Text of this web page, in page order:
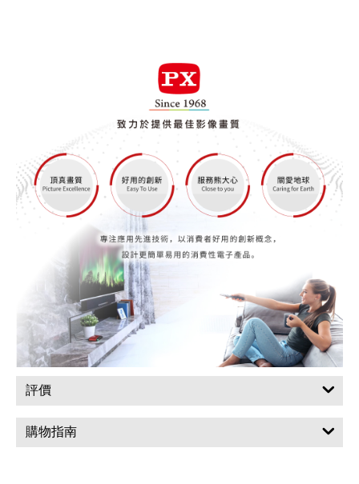
評價
購物指南